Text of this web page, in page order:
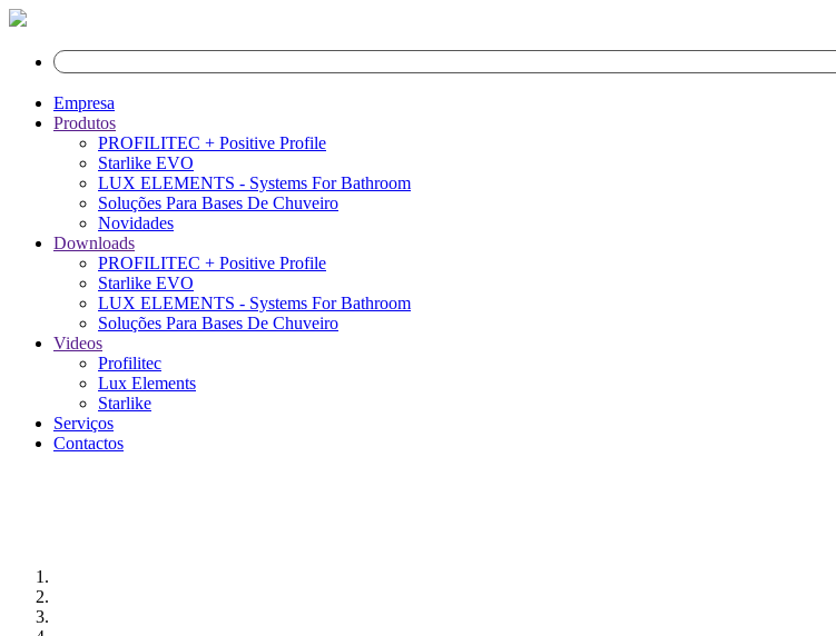
Empresa
Produtos
PROFILITEC + Positive Profile
Starlike EVO
LUX ELEMENTS - Systems For Bathroom
Soluções Para Bases De Chuveiro
Novidades
Downloads
PROFILITEC + Positive Profile
Starlike EVO
LUX ELEMENTS - Systems For Bathroom
Soluções Para Bases De Chuveiro
Videos
Profilitec
Lux Elements
Starlike
Serviços
Contactos